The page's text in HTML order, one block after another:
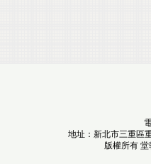
地址：新北市三重區
版權所有 堂